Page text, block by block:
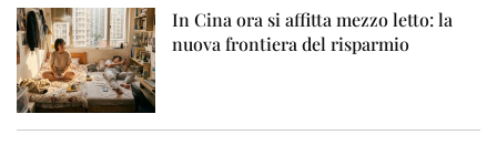
In Cina ora si affitta mezzo letto: la
nuova frontiera del risparmio